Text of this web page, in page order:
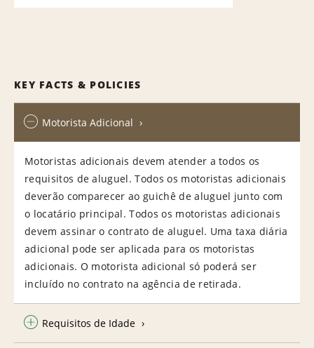
KEY FACTS & POLICIES
Motorista Adicional
Motoristas adicionais devem atender a todos os
requisitos de aluguel. Todos os motoristas adicionais
deverão comparecer ao guichê de aluguel junto com
o locatário principal. Todos os motoristas adicionais
devem assinar o contrato de aluguel. Uma taxa diária
adicional pode ser aplicada para os motoristas
adicionais. O motorista adicional só poderá ser
incluído no contrato na agência de retirada.
Requisitos de Idade